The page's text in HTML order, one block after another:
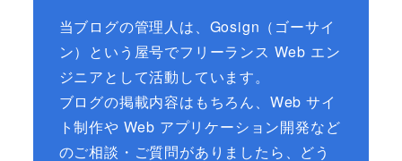
当ブログの管理人は、Gosign（ゴーサイ
ン）という屋号でフリーランス Web エン
ジニアとして活動しています。
ブログの掲載内容はもちろん、Web サイ
ト制作や Web アプリケーション開発など
のご相談・ご質問がありましたら、どう